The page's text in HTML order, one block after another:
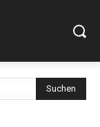
Suchen